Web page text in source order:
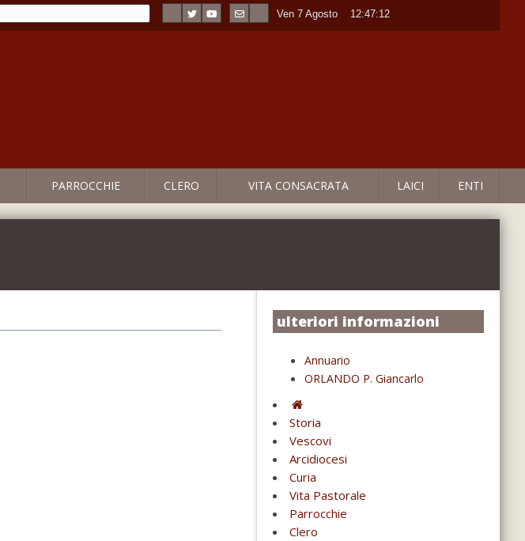
Ven 7 Agosto 12:47:13
PARROCCHIE CLERO VITA CONSACRATA LAICI ENTI
ulteriori informazioni
Annuario
ORLANDO P. Giancarlo
Storia
Vescovi
Arcidiocesi
Curia
Vita Pastorale
Parrocchie
Clero